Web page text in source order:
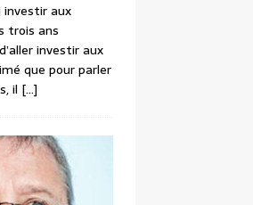
investir aux
trois ans
investir aux
que pour parler
il […]